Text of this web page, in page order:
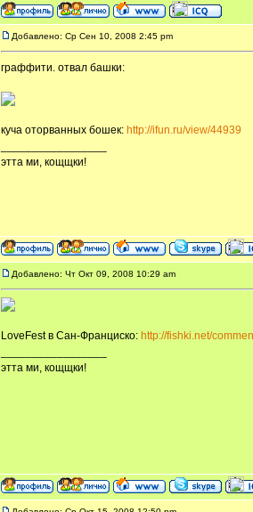
Добавлено: Ср Сен 10, 2008 2:45 pm
граффити. отвал башки:
куча оторванных бошек: http://ifun.ru/view/44939
этта ми, кощщки!
Добавлено: Чт Окт 09, 2008 10:29 am
LoveFest в Сан-Франциско: http://fishki.net/
этта ми, кощщки!